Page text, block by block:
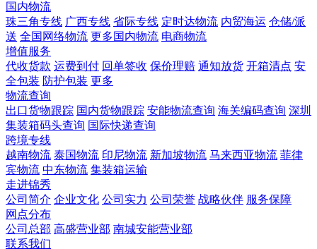
国内物流
珠三角专线 广西专线 省际专线 定时达物流 内贸海运 仓储/派
送 全国网络物流 更多国内物流 电商物流
增值服务
代收货款 运费到付 回单签收 保价理赔 通知放货 开箱清点 安
全包装 防护包装 更多
物流查询
出口货物跟踪 国内货物跟踪 安能物流查询 海关编码查询 深圳
集装箱码头查询 国际快递查询
跨境专线
越南物流 泰国物流 印尼物流 新加坡物流 马来西亚物流 菲律
宾物流 中东物流 集装箱运输
走进锦秀
公司简介 企业文化 公司实力 公司荣誉 战略伙伴 服务保障
网点分布
公司总部 高盛营业部 南城安能营业部
联系我们